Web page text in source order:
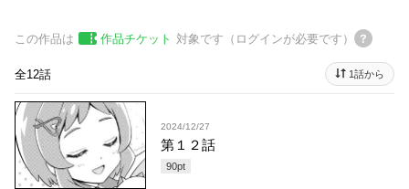
この作品は 作品チケット 対象です（ログインが必要です）
全12話 1話から
2024/12/27
第１２話
90pt